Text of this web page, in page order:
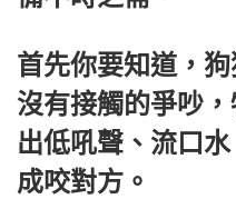
首先你要知道，
沒有接觸的爭吵
出低吼聲、流口
成咬對方。